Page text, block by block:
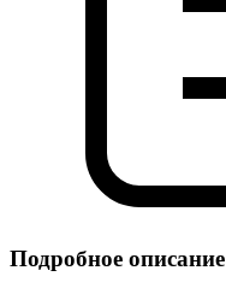
Подробное описание